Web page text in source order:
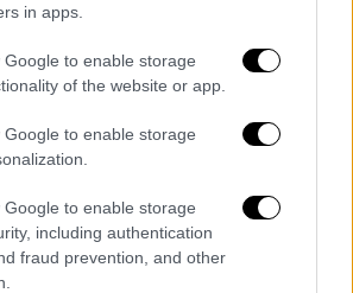
in apps.
Google to enable storage
of the website or app.
Google to enable storage
Google to enable storage
including authentication
fraud prevention, and other
άμεσα με δική σας ευθύνη. Το